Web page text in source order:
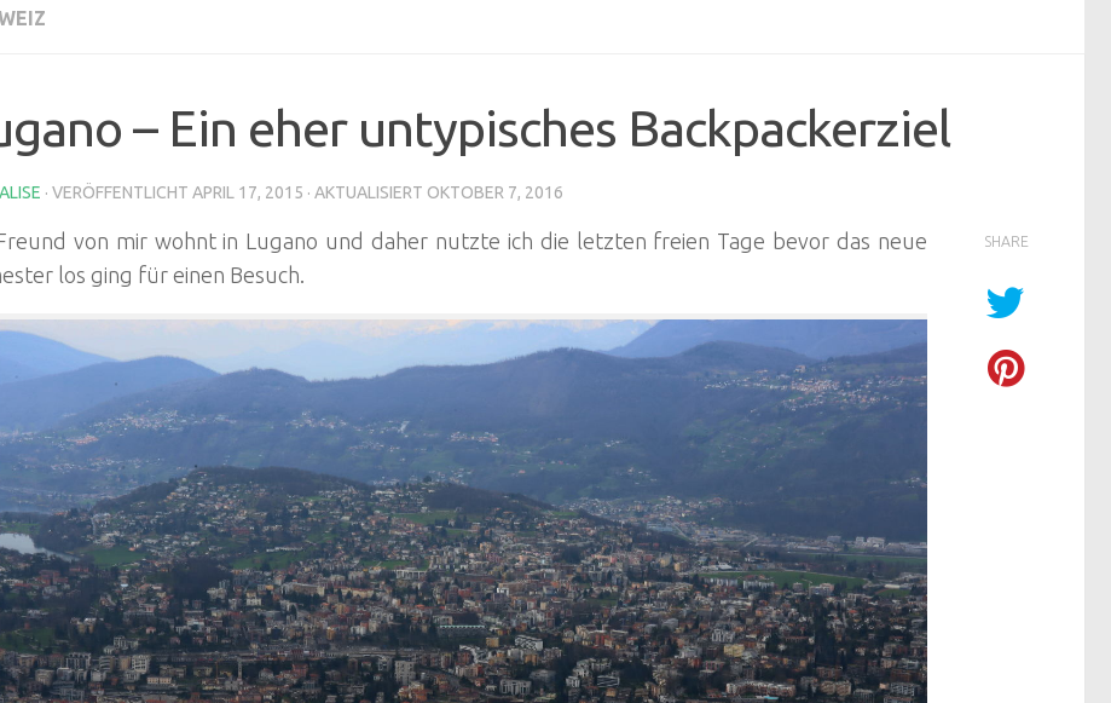
– Ein eher untypisches Backpackerziel
ALISE · VERÖFFENTLICHT APRIL 17, 2015 · AKTUALISIERT OKTOBER 7, 2016
von mir wohnt in Lugano und daher nutzte ich die letzten freien Tage bevor das neue
los ging für einen Besuch.
SHARE